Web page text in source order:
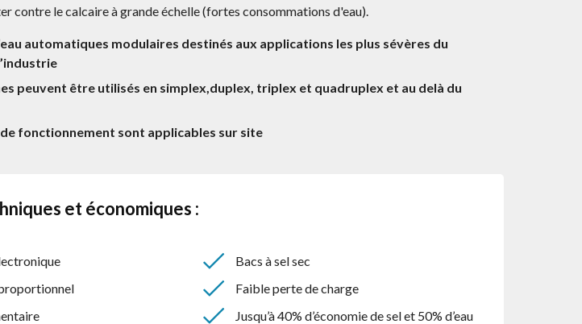
contre le calcaire à grande échelle (fortes consommations d'eau).
automatiques modulaires destinés aux applications les plus sévères du
peuvent être utilisés en simplex,duplex, triplex et quadruplex et au delà du
de fonctionnement sont applicables sur site
et économiques :
Bacs à sel sec
Faible perte de charge
Jusqu’à 40% d’économie de sel et 50% d’eau